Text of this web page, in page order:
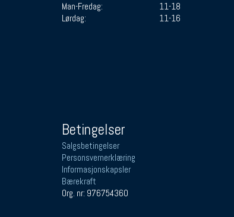
Man-Fredag:
11-18
Lørdag:
11-16
Betingelser
Salgsbetingelser
Personsvernerklæring
Informasjonskapsler
Bærekraft
Org. nr: 976754360